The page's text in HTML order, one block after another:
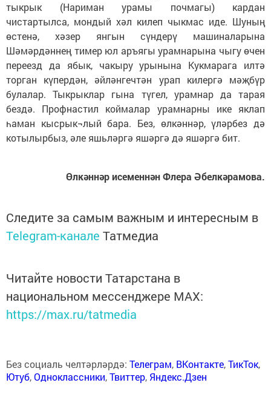
тыкрык (Нариман урамы почмагы) кардан
чистартылса, мондый хәл килеп чыкмас иде. Шуның
өстенә, хәзер янгын сүндерү машиналарына
Шәмәрдәннең тимер юл аръягы урамнарына чыгу өчен
переезд да ябык, чакыру урынына Кукмарага илтә
торган күпердән, әйләнгечтән урап килергә мәҗбүр
булалар. Тыкрыклар гына түгел, урамнар да тарая
бездә. Профнастил коймалар урамнарны ике яклап
һаман кысрык¬лый бара. Без, өлкәннәр, үләрбез дә
котылырбыз, әле яшьләргә яшәргә дә яшәргә бит.
Өлкәннәр исеменнән Флера Әбелкәрамова.
Следите за самым важным и интересным в
Telegram-канале Татмедиа
Читайте новости Татарстана в
национальном мессенджере MАХ:
https://max.ru/tatmedia
Без социаль челтәрләрдә: Телеграм, ВКонтакте,ТикТок,
Ютуб,Одноклассники,Твиттер, Яндекс.Дзен